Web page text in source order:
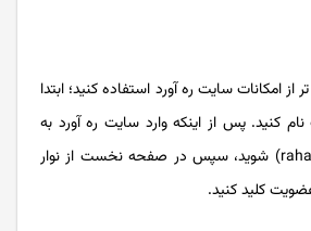
از امکانات سایت ره آورد استفاده کنید؛ ابتدا
کنید. پس از اینکه وارد سایت ره آورد به
آدرس (rahavard365.com) شوید، سپس در صفحه نخست از نوار
کلید کنید.